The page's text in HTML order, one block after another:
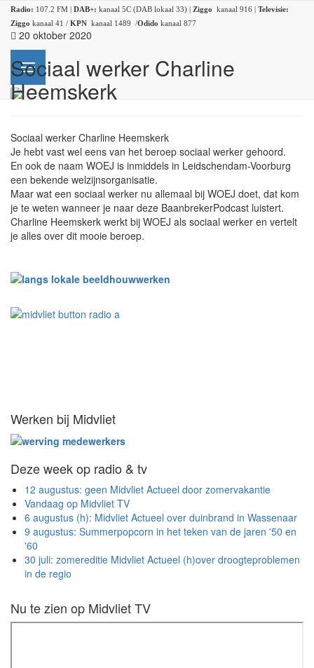
Radio: 107.2 FM | DAB+: kanaal 5C (DAB lokaal 33) | Ziggo kanaal 916 | Televisie:
Ziggo kanaal 41 / KPN kanaal 1489 /Odido kanaal 877
20 oktober 2020
Sociaal werker Charline
Heemskerk
Sociaal werker Charline Heemskerk
Je hebt vast wel eens van het beroep sociaal werker gehoord.
En ook de naam WOEJ is inmiddels in Leidschendam-Voorburg
een bekende welzijnsorganisatie.
Maar wat een sociaal werker nu allemaal bij WOEJ doet, dat kom
je te weten wanneer je naar deze BaanbrekerPodcast luistert.
Charline Heemskerk werkt bij WOEJ als sociaal werker en vertelt
je alles over dit mooie beroep.
Werken bij Midvliet
Deze week op radio & tv
12 augustus: geen Midvliet Actueel door zomervakantie
Vandaag op Midvliet TV
6 augustus (h): Midvliet Actueel over duinbrand in Wassenaar
9 augustus: Summerpopcorn in het teken van de jaren '50 en
'60
30 juli: zomereditie Midvliet Actueel (h)over droogteproblemen
in de regio
Nu te zien op Midvliet TV